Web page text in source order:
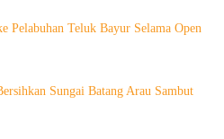
Pelabuhan Teluk Bayur Selama Open
Sungai Batang Arau Sambut